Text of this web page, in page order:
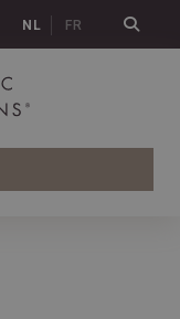
NL FR